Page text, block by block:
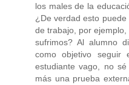
los males de la
¿De verdad esto
de trabajo, por
sufrimos? Al alumno
como objetivo seguir
estudiante vago, no
más una prueba